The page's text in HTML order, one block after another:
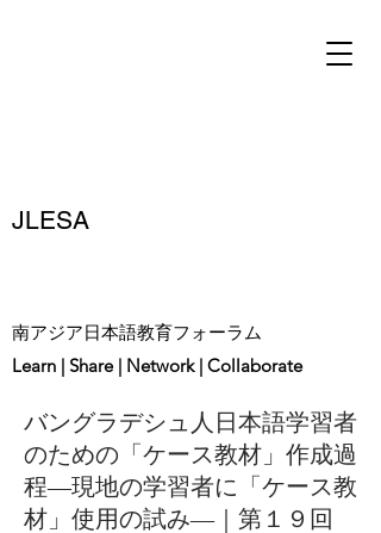
JLESA
南アジア日本語教育フォーラム
Learn | Share | Network | Collaborate
バングラデシュ人日本語学習者
のための「ケース教材」作成過
程―現地の学習者に「ケース教
材」使用の試み―｜第１９回